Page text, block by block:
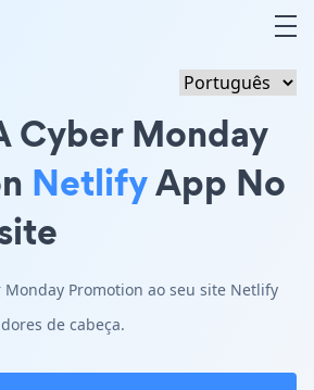
Cyber Monday
NetlifyApp No
Monday Promotion ao seu site Netlify
de cabeça.